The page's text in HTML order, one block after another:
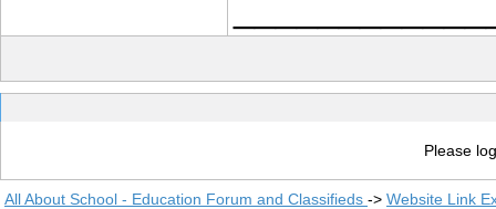
Please
All About School - Education Forum and Classifieds -> Website Link